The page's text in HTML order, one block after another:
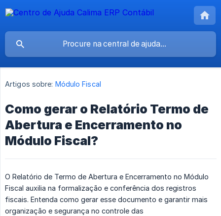
Artigos sobre: Módulo Fiscal
Como gerar o Relatório Termo de
Abertura e Encerramento no
Módulo Fiscal?
O Relatório de Termo de Abertura e Encerramento no Módulo
Fiscal auxilia na formalização e conferência dos registros
fiscais. Entenda como gerar esse documento e garantir mais
organização e segurança no controle das